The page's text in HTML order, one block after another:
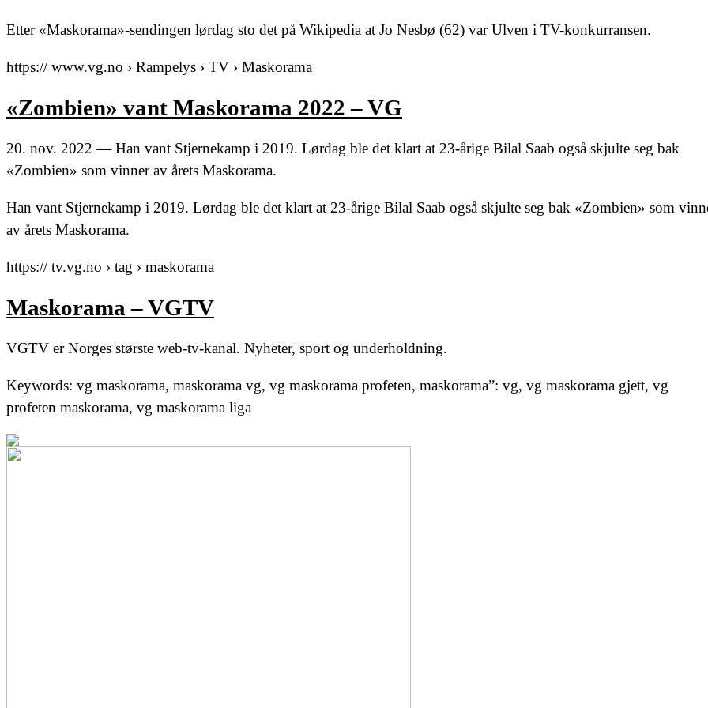
Etter «Maskorama»-sendingen lørdag sto det på Wikipedia at Jo Nesbø (62) var Ulven i TV-konkurransen.
https:// www.vg.no › Rampelys › TV › Maskorama
«Zombien» vant Maskorama 2022 – VG
20. nov. 2022 — Han vant Stjernekamp i 2019. Lørdag ble det klart at 23-årige Bilal Saab også skjulte seg bak
«Zombien» som vinner av årets Maskorama.
Han vant Stjernekamp i 2019. Lørdag ble det klart at 23-årige Bilal Saab også skjulte seg bak «Zombien» som
av årets Maskorama.
https:// tv.vg.no › tag › maskorama
Maskorama – VGTV
VGTV er Norges største web-tv-kanal. Nyheter, sport og underholdning.
Keywords: vg maskorama, maskorama vg, vg maskorama profeten, maskorama”: vg, vg maskorama gjett, vg
profeten maskorama, vg maskorama liga